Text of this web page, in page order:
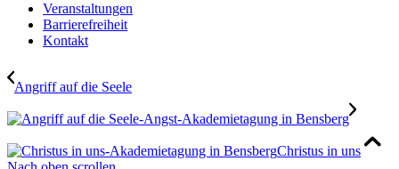
Veranstaltungen
Barrierefreiheit
Kontakt
Angriff auf die Seele
Christus in uns